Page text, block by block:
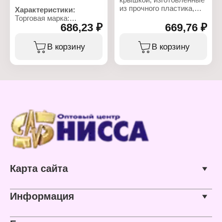
Характеристики:
Торговая марка:
Тип товара: Туалет
дачный
Цвет: серебристый
686,23 ₽
В корзину
из прочного пластика,
температурным
перепадам. Благодаря
сквозному широкому
корпусу туалет не
по минимуму. Основание
Характеристики:
Производитель: ЗПИ
Альтернатива
Артикул: М6373
669,76 ₽
В корзину
Карта сайта
Информация